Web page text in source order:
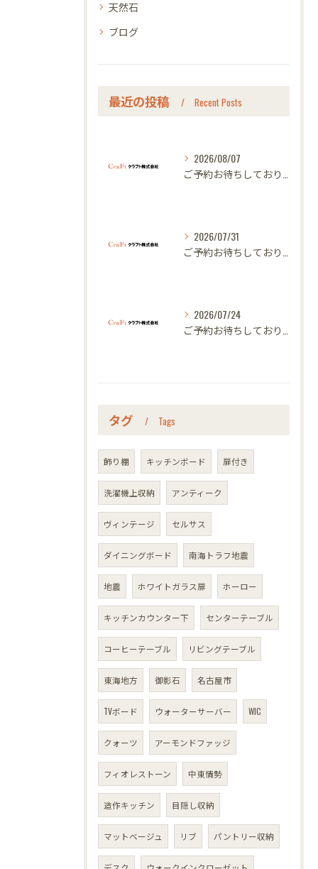
天然石
ブログ
最近の投稿 Recent Posts
2026/08/07
2026/07/31
2026/07/24
タグ Tags
飾り棚 キッチンボード 扉付き
洗濯機上収納 アンティーク
ヴィンテージ セルサス
ダイニングボード 南海トラフ地震
地震 ホワイトガラス扉 ホーロー
キッチンカウンター下 センターテーブル
コーヒーテーブル リビングテーブル
東海地方 御影石 名古屋市
TVボード ウォーターサーバー WIC
クォーツ アーモンドファッジ
フィオレストーン 中東情勢
造作キッチン 目隠し収納
マットベージュ リブ パントリー収納